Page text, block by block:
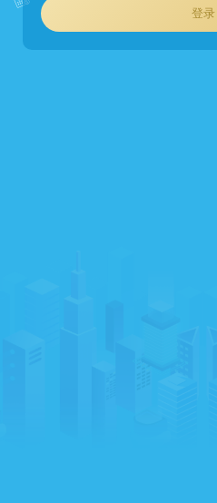
登录